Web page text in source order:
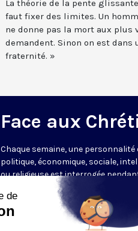
La théorie de la pente
faut fixer des limites. Un
ne donne pas la mort aux plus
demandent. Sinon on est
fraternité. »
Face aux
Chaque semaine, une personnalité
politique, économique, sociale,
ou religieuse est interrogée
heure par les journalistes
rédactions partenaires, offrant
mise en perspective de l’actualité.